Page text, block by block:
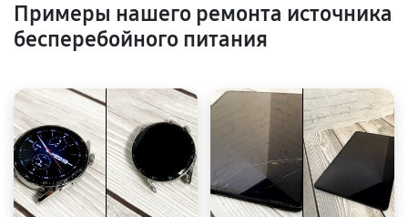
Примеры нашего ремонта источника
бесперебойного питания